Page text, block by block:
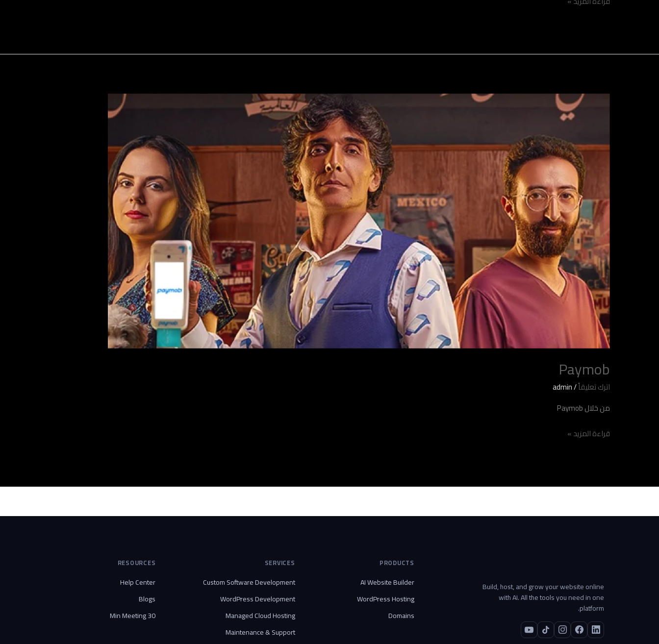
Paymob
اترك تعليقاً/
admin
من خلال Paymob
Paymob
قراءة المزيد »
Build, host, and grow your website online
with AI. All the tools you need in one
platform.
PRODUCTS
AI Website Builder
WordPress Hosting
Domains
SERVICES
Custom Software Development
WordPress Development
Managed Cloud Hosting
Maintenance & Support
RESOURCES
Help Center
Blogs
30 Min Meeting